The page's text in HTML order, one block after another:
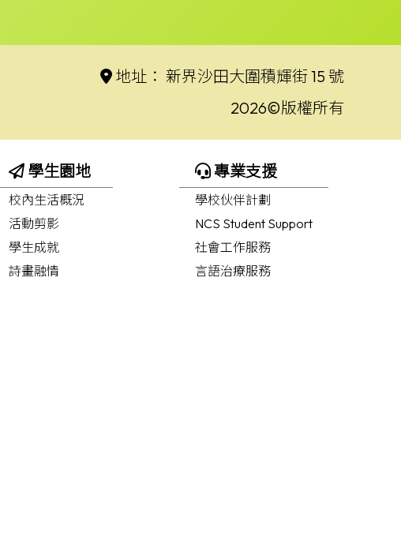
地址： 新界沙田大圍積輝街 15 號
2026©版權所有
學生園地
校內生活概況
活動剪影
學生成就
詩畫融情
專業支援
學校伙伴計劃
NCS Student Support
社會工作服務
言語治療服務